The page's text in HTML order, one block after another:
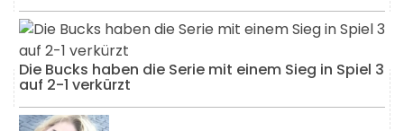
Die Bucks haben die Serie mit einem Sieg in Spiel 3
auf 2-1 verkürzt